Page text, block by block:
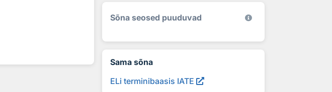
Sõna seosed puuduvad
Sama sõna
ELi terminibaasis IATE